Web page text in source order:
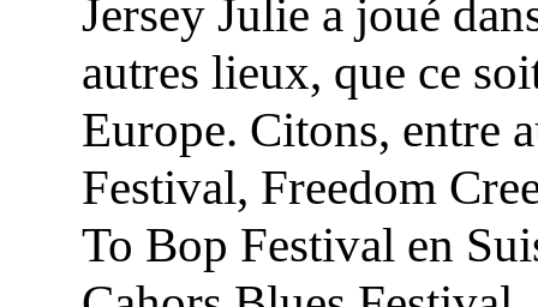
Jersey Julie a joué
autres lieux, que ce
Europe. Citons, entre
Festival, Freedom
To Bop Festival en